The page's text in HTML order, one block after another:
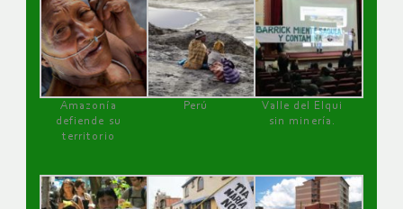
Amazonía
defiende su
territorio
Perú
Valle del Elqui
sin minería.